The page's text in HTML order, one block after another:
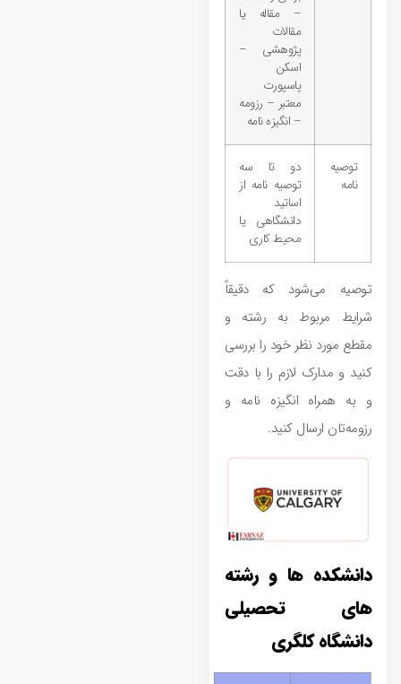
– مقاله یا
مقالات
پژوهشی –
اسکن
پاسپورت
معتبر – رزومه
– انگیزه نامه
توصیه
نامه
دو تا سه
توصیه نامه از
اساتید
دانشگاهی یا
محیط کاری
توصیه می‌شود که دقیقاً
شرایط مربوط به رشته و
مقطع مورد نظر خود را بررسی
کنید و مدارک لازم را با دقت
و به همراه انگیزه نامه و
رزومه‌تان ارسال کنید.
دانشکده‌ ها و رشته‌
های تحصیلی
دانشگاه کلگری